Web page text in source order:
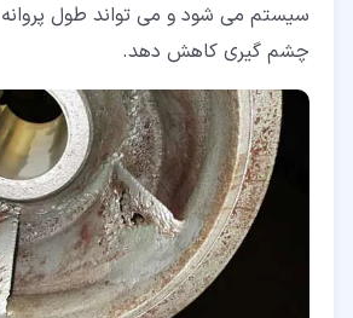
سیستم می شود و می تواند طول پروانه
چشم گیری کاهش دهد.